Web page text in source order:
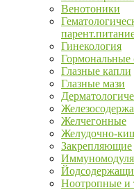
Венотоники
Гинекология
Гормональные
Глазные капли
Глазные мази
Желчегонные
Желудочно-
Закрепляющие
Ноотропные и